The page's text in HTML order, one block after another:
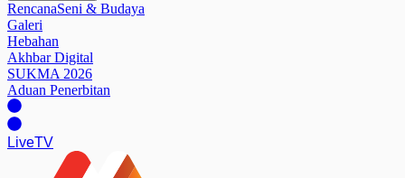
RencanaSeni & Budaya
Galeri
Hebahan
Akhbar Digital
SUKMA 2026
Aduan Penerbitan
LiveTV